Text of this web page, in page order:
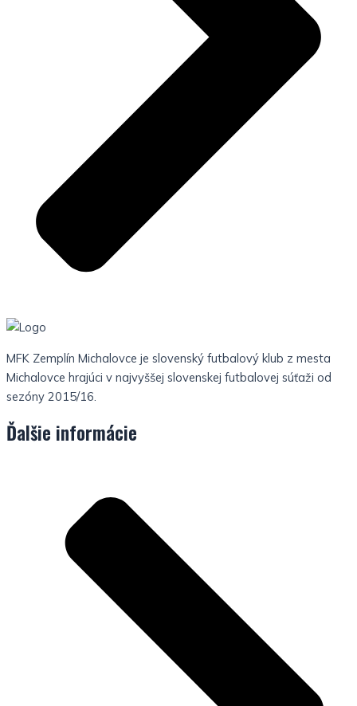
MFK Zemplín Michalovce je slovenský futbalový klub z mesta
Michalovce hrajúci v najvyššej slovenskej futbalovej súťaži od
sezóny 2015/16.
Ďalšie informácie